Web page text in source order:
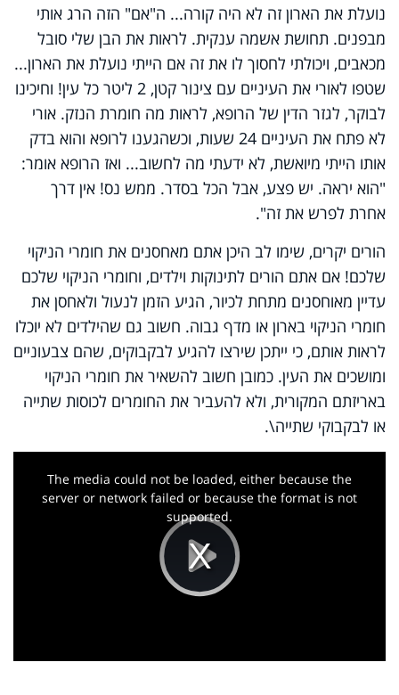
נועלת את הארון זה לא היה קורה... ה"אם" הזה הרג אותי
מבפנים. תחושת אשמה ענקית. לראות את הבן שלי סובל
מכאבים, ויכולתי לחסוך לו את זה אם הייתי נועלת את הארון...
שטפו לאורי את העיניים עם צינור קטן, 2 ליטר כל עין! וחיכינו
לבוקר, לגזר הדין של הרופא, לראות מה חומרת הנזק. אורי
לא פתח את העיניים 24 שעות, וכשהגענו לרופא והוא בדק
אותו הייתי מיואשת, לא ידעתי מה לחשוב... ואז הרופא אומר:
"הוא יראה. יש פצע, אבל הכל בסדר. ממש נס! אין דרך
אחרת לפרש את זה".
הורים יקרים, שימו לב היכן אתם מאחסנים את חומרי הניקוי
שלכם! אם אתם הורים לתינוקות וילדים, וחומרי הניקוי שלכם
עדיין מאוחסנים מתחת לכיור, הגיע הזמן לנעול ולאחסן את
חומרי הניקוי בארון או מדף גבוה. חשוב גם שהילדים לא יוכלו
לראות אותם, כי ייתכן שירצו להגיע לבקבוקים, שהם צבעוניים
ומושכים את העין. כמובן חשוב להשאיר את חומרי הניקוי
באריזתם המקורית, ולא להעביר את החומרים לכוסות שתייה
או לבקבוקי שתייה.\
Play
This
The media could not be loaded, either because the
server or network failed or because the format is not
supported.